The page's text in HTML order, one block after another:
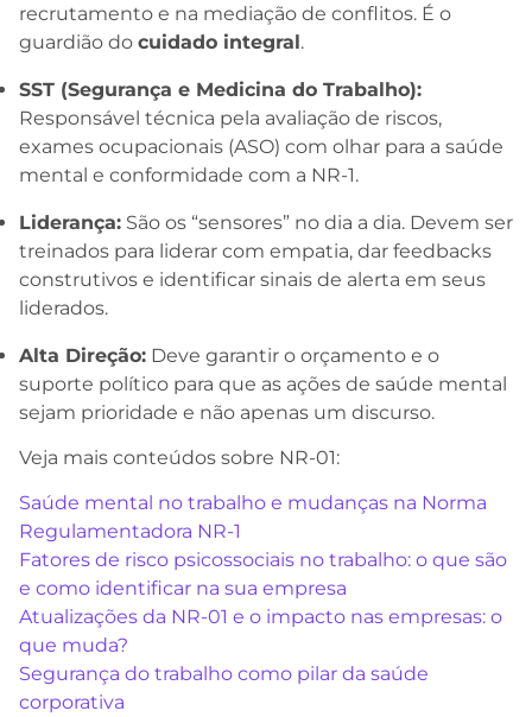
recrutamento e na mediação de conflitos. É o
guardião do cuidado integral.
SST (Segurança e Medicina do Trabalho):
Responsável técnica pela avaliação de riscos,
exames ocupacionais (ASO) com olhar para a saúde
mental e conformidade com a NR-1.
Liderança: São os “sensores” no dia a dia. Devem ser
treinados para liderar com empatia, dar feedbacks
construtivos e identificar sinais de alerta em seus
liderados.
Alta Direção: Deve garantir o orçamento e o
suporte político para que as ações de saúde mental
sejam prioridade e não apenas um discurso.
Veja mais conteúdos sobre NR-01:
Saúde mental no trabalho e mudanças na Norma
Regulamentadora NR-1
Fatores de risco psicossociais no trabalho: o que são
e como identificar na sua empresa
Atualizações da NR-01 e o impacto nas empresas: o
que muda?
Segurança do trabalho como pilar da saúde
corporativa